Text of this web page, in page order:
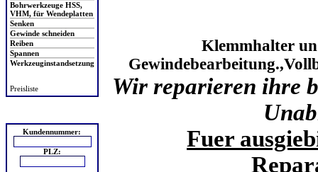
Bohrwerkzeuge HSS,
VHM, für Wendeplatten
Senken
Gewinde schneiden
Reiben
Spannen
Werkzeuginstandsetzung
Preisliste
Kundennummer:
PLZ:
Klemmhalter
Wir reparieren ihre
Fuer